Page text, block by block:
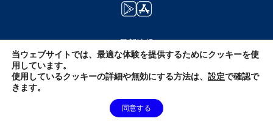
最新情報
当ウェブサイトでは、最適な体験を提供するためにクッキーを使
用しています。
使用しているクッキーの詳細や無効にする方法は、 設定で確認で
きます。
同意する